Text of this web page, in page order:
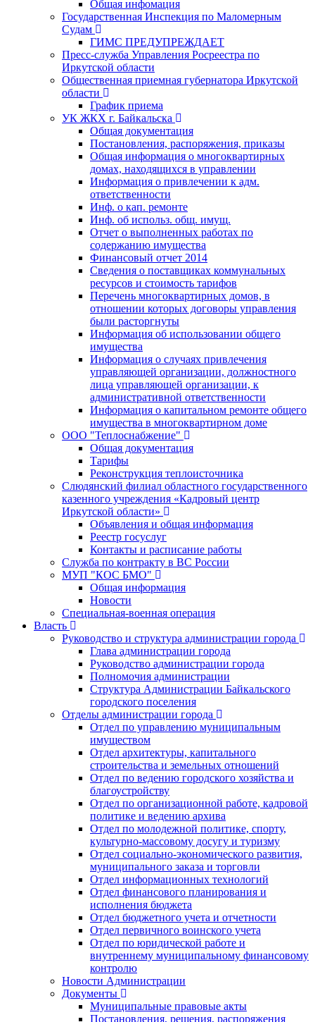
Общая инфомация
Государственная Инспекция по Маломерным
Судам
ГИМС ПРЕДУПРЕЖДАЕТ
Пресс-служба Управления Росреестра по
Иркутской области
Общественная приемная губернатора Иркутской
области
График приема
УК ЖКХ г. Байкальска
Общая документация
Постановления, распоряжения, приказы
Общая информация о многоквартирных
домах, находящихся в управлении
Информация о привлечении к адм.
ответственности
Инф. о кап. ремонте
Инф. об использ. общ. имущ.
Отчет о выполненных работах по
содержанию имущества
Финансовый отчет 2014
Сведения о поставщиках коммунальных
ресурсов и стоимость тарифов
Перечень многоквартирных домов, в
отношении которых договоры управления
были расторгнуты
Информация об использовании общего
имущества
Информация о случаях привлечения
управляющей организации, должностного
лица управляющей организации, к
административной ответственности
Информация о капитальном ремонте общего
имущества в многоквартирном доме
ООО "Теплоснабжение"
Общая документация
Тарифы
Реконструкция теплоисточника
Слюдянский филиал областного государственного
казенного учреждения «Кадровый центр
Иркутской области»
Объявления и общая информация
Реестр госуслуг
Контакты и расписание работы
Служба по контракту в ВС России
МУП "КОС БМО"
Общая информация
Новости
Специальная-военная операция
Власть
Руководство и структура администрации города
Глава администрации города
Руководство администрации города
Полномочия администрации
Структура Администрации Байкальского
городского поселения
Отделы администрации города
Отдел по управлению муниципальным
имуществом
Отдел архитектуры, капитального
строительства и земельных отношений
Отдел по ведению городского хозяйства и
благоустройству
Отдел по организационной работе, кадровой
политике и ведению архива
Отдел по молодежной политике, спорту,
культурно-массовому досугу и туризму
Отдел социально-экономического развития,
муниципального заказа и торговли
Отдел информационных технологий
Отдел финансового планирования и
исполнения бюджета
Отдел бюджетного учета и отчетности
Отдел первичного воинского учета
Отдел по юридической работе и
внутреннему муниципальному финансовому
контролю
Новости Администрации
Документы
Муниципальные правовые акты
Постановления, решения, распоряжения